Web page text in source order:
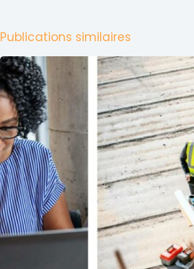
Publications similaires